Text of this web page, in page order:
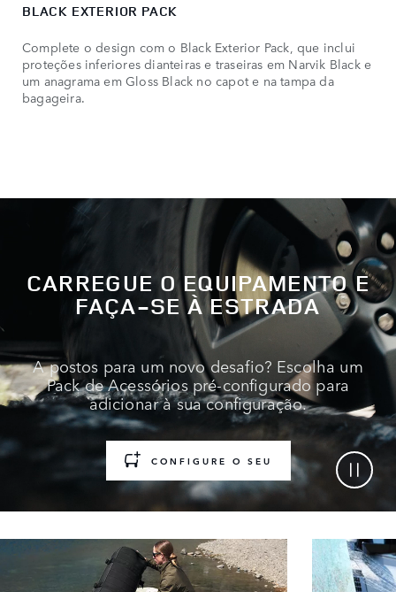
BLACK EXTERIOR PACK
Complete o design com o Black Exterior Pack, que inclui
proteções inferiores dianteiras e traseiras em Narvik Black e
um anagrama em Gloss Black no capot e na tampa da
bagageira.
CARREGUE O EQUIPAMENTO E
FAÇA-SE À ESTRADA
A postos para um novo desafio? Escolha um
Pack de Acessórios pré-configurado para
adicionar à sua configuração.
CONFIGURE O SEU